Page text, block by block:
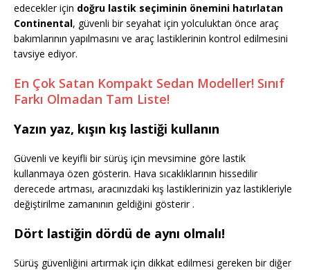
edecekler için doğru lastik seçiminin önemini hatırlatan
Continental, güvenli bir seyahat için yolculuktan önce araç
bakımlarının yapılmasını ve araç lastiklerinin kontrol edilmesini
tavsiye ediyor.
En Çok Satan Kompakt Sedan Modeller! Sınıf
Farkı Olmadan Tam Liste!
Yazın yaz, kışın kış lastiği kullanın
Güvenli ve keyifli bir sürüş için mevsimine göre lastik
kullanmaya özen gösterin. Hava sıcaklıklarının hissedilir
derecede artması, aracınızdaki kış lastiklerinizin yaz lastikleriyle
değiştirilme zamanının geldiğini gösterir .
Dört lastiğin dördü de aynı olmalı!
Sürüş güvenliğini artırmak için dikkat edilmesi gereken bir diğer